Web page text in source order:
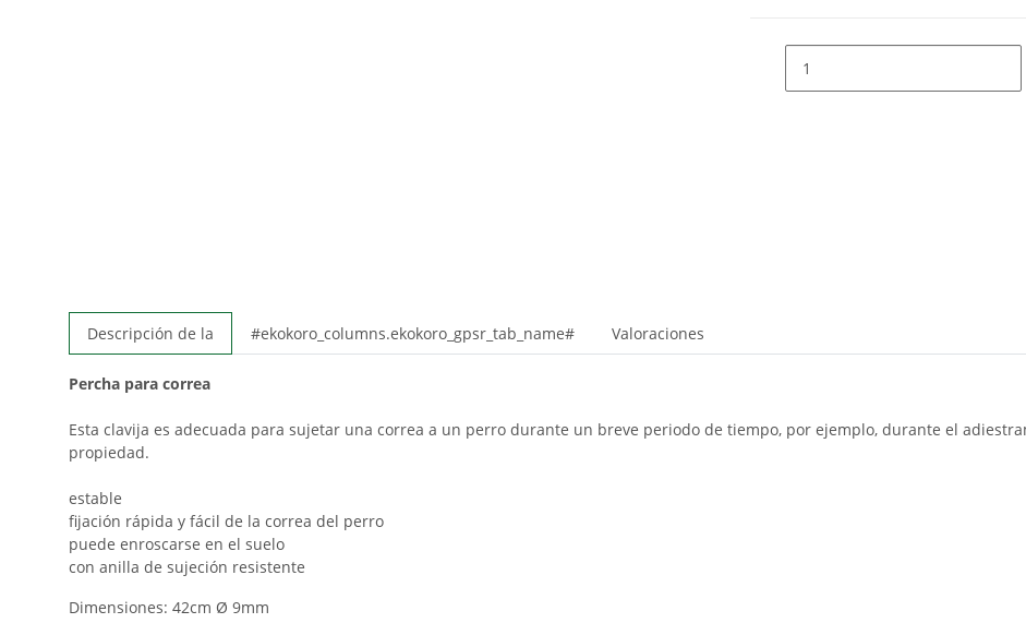
Descripción de la #ekokoro_columns.ekokoro_gpsr_tab_name# Valoraciones
Percha para correa
Esta clavija es adecuada para sujetar una correa a un perro durante un breve periodo de tiempo, por ejemplo, durante el
propiedad.
estable
fijación rápida y fácil de la correa del perro
puede enroscarse en el suelo
con anilla de sujeción resistente
Dimensiones: 42cm Ø 9mm